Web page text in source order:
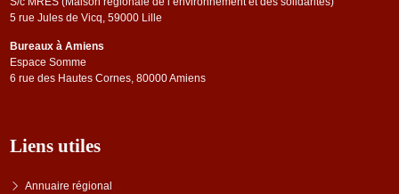
5 rue Jules de Vicq, 59000 Lille
Bureaux à Amiens
Espace Somme
6 rue des Hautes Cornes, 80000 Amiens
Liens utiles
Annuaire régional